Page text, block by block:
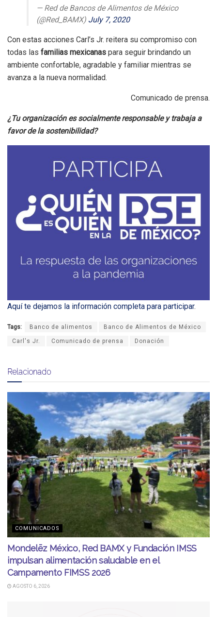
— Red de Bancos de Alimentos de México
(@Red_BAMX) July 7, 2020
Con estas acciones Carl’s Jr. reitera su compromiso con
todas las familias mexicanas para seguir brindando un
ambiente confortable, agradable y familiar mientras se
avanza a la nueva normalidad.
Comunicado de prensa.
¿Tu organización es socialmente responsable y trabaja a
favor de la sostenibilidad?
Aquí te dejamos la información completa para participar.
Tags: Banco de alimentos Banco de Alimentos de México
Carl's Jr. Comunicado de prensa Donación
Relacionado
COMUNICADOS
Mondelēz México, Red BAMX y Fundación IMSS
impulsan alimentación saludable en el
Campamento FIMSS 2026
AGOSTO 6, 2026